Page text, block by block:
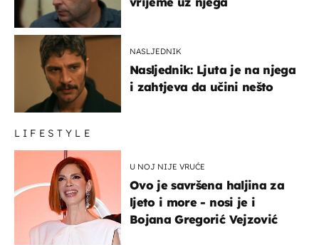
NASLJEDNIK
Nasljednik: Ljuta je na njega
i zahtjeva da učini nešto
LIFESTYLE
U NOJ NIJE VRUĆE
Ovo je savršena haljina za
ljeto i more - nosi je i
Bojana Gregorić Vejzović